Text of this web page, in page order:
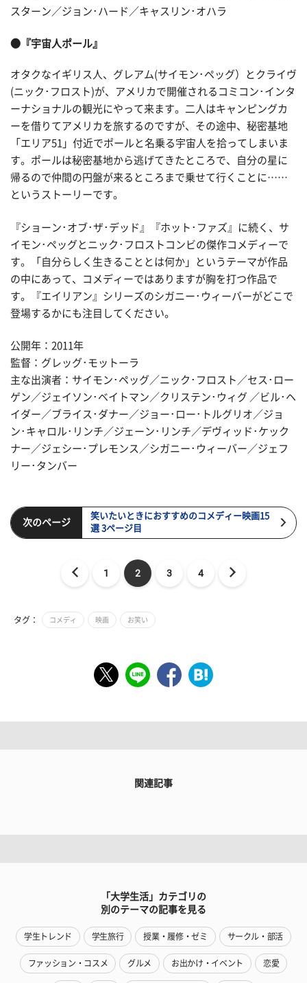
スターン／ジョン･ハード／キャスリン･オハラ
●『宇宙人ポール』
オタクなイギリス人、グレアム(サイモン･ペッグ）とクライヴ
(ニック･フロスト)が、アメリカで開催されるコミコン･インタ
ーナショナルの観光にやって来ます。二人はキャンピングカ
ーを借りてアメリカを旅するのですが、その途中、秘密基地
「エリア51」付近でポールと名乗る宇宙人を拾ってしまいま
す。ポールは秘密基地から逃げてきたところで、自分の星に
帰るので仲間の円盤が来るところまで乗せて行くことに……
というストーリーです。
『ショーン･オブ･ザ･デッド』『ホット･ファズ』に続く、サ
イモン･ペッグとニック･フロストコンビの傑作コメディーで
す。「自分らしく生きることとは何か」というテーマが作品
の中にあって、コメディーではありますが胸を打つ作品で
す。『エイリアン』シリーズのシガニー･ウィーバーがどこで
登場するかにも注目してください。
公開年：2011年
監督：グレッグ･モットーラ
主な出演者：サイモン･ペッグ／ニック･フロスト／セス･ロー
ゲン／ジェイソン･ベイトマン／クリステン･ウィグ ／ビル･ヘ
イダー／ブライス･ダナー／ジョー･ロー･トルグリオ／ジョ
ン･キャロル･リンチ／ジェーン･リンチ／デヴィッド･ケック
ナー／ジェシー･プレモンス／シガニー･ウィーバー／ジェフ
リー･タンバー
次のページ
笑いたいときにおすすめのコメディー映画15
選 3ページ目
1 2 3 4
タグ： コメディ 映画 お笑い
関連記事
「大学生活」カテゴリの
別のテーマの記事を見る
学生トレンド 学生旅行 授業・履修・ゼミ サークル・部活
ファッション・コスメ グルメ お出かけ・イベント 恋愛